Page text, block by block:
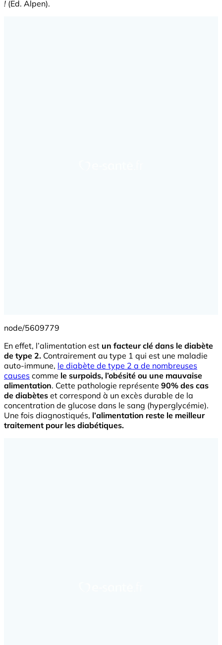
! (Ed. Alpen).
node/5609779
En effet, l’alimentation est un facteur clé dans le diabète
de type 2. Contrairement au type 1 qui est une maladie
auto-immune, le diabète de type 2 a de nombreuses
causes comme le surpoids, l’obésité ou une mauvaise
alimentation. Cette pathologie représente 90% des cas
de diabètes et correspond à un excès durable de la
concentration de glucose dans le sang (hyperglycémie).
Une fois diagnostiqués, l’alimentation reste le meilleur
traitement pour les diabétiques.